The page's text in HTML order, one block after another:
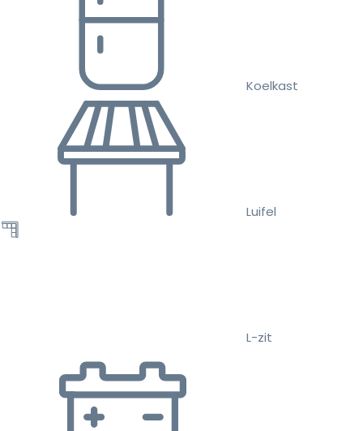
Koelkast
Luifel
L-zit